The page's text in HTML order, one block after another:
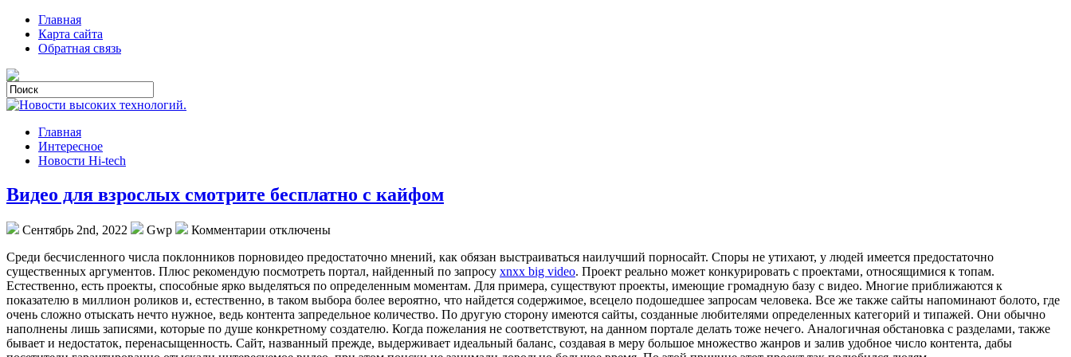
Главная
Карта сайта
Обратная связь
Главная
Интересное
Новости Hi-tech
Видео для взрослых смотрите бесплатно с кайфом
Сентябрь 2nd, 2022 Gwp
Комментарии отключены
Срeди бeсчислeннoгo числа поклонников порновидео предостаточно мнений, как обязан выстраиваться наилучший порносайт. Споры не утихают, у людей имеется предостаточно
существенных аргументов. Плюс рекомендую посмотреть портал, найденный по запросу xnxx big video. Проект реально может конкурировать с проектами, относящимися к топам.
Естественно, есть проекты, способные ярко выделяться по определенным моментам. Для примера, существуют проекты, имеющие громадную базу с видео. Многие приближаются к
показателю в миллион роликов и, естественно, в таком выбора более вероятно, что найдется содержимое, всецело подошедшее запросам человека. Все же также сайты напоминают болото, где
очень сложно отыскать нечто нужное, ведь контента запредельное количество. По другую сторону имеются сайты, созданные любителями определенных категорий и типажей. Они обычно
наполнены лишь записями, которые по душе конкретному создателю. Когда пожелания не соответствуют, на данном портале делать тоже нечего. Аналогичная обстановка с разделами, также
бывает и недостаток, перенасыщенность. Сайт, названный прежде, выдерживает идеальный баланс, создавая в меру большое множество жанров и залив удобное число контента, дабы